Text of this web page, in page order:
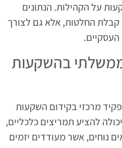
על הקהילות. הנתונים
קבלת החלטות, אלא גם לצורך
בהשקעות
מרכזי בקידום השקעות
להציע תמריצים כלכליים,
נוחים, אשר מעודדים יזמים